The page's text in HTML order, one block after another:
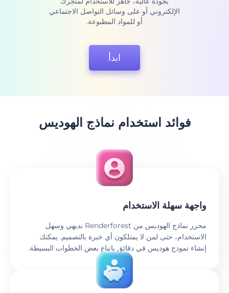
الإلكتروني أو على وسائل التواصل الاجتماعي
أو للمواد المطبوعة.
ابدأ
فوائد استخدام نماذج الهوديس
‫واجهة سهلة الاستخدام‬
محرر نماذج الهوديس من Renderforest بديهي وسهل
الاستخدام، حتى لمن لا يمتلكون أي خبرة بالتصميم. يمكنك
إنشاء نموذج هوديس في دقائق باتباع بعض الخطوات البسيطة.